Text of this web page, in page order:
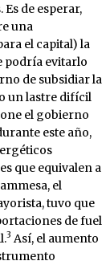
de esperar,
una
el capital) la
podría evitarlo
de subsidiar la
un lastre difícil
el gobierno
este año,
que equivalen a
el
tuvo que
de fuel
3 Así, el aumento